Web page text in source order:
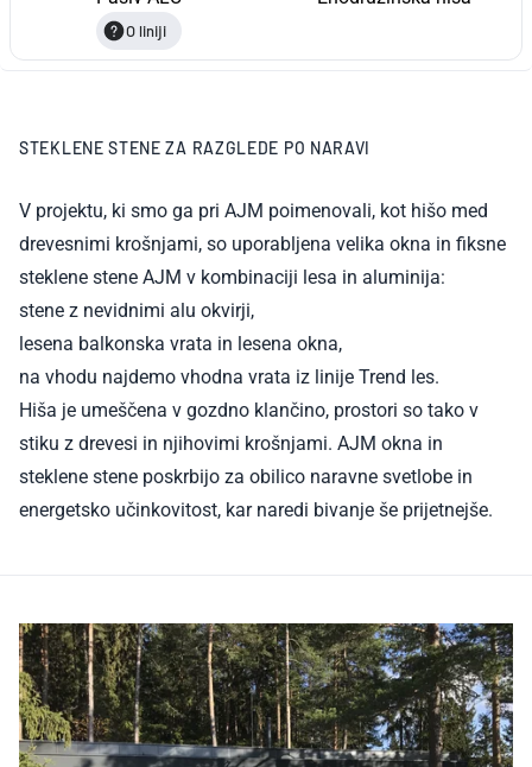
O liniji
STEKLENE STENE ZA RAZGLEDE PO NARAVI
V projektu, ki smo ga pri AJM poimenovali, kot hišo med
drevesnimi krošnjami, so uporabljena velika okna in fiksne
steklene stene AJM v kombinaciji lesa in aluminija:
stene z nevidnimi alu okvirji,
lesena balkonska vrata in lesena okna,
na vhodu najdemo vhodna vrata iz linije Trend les.
Hiša je umeščena v gozdno klančino, prostori so tako v
stiku z drevesi in njihovimi krošnjami. AJM okna in
steklene stene poskrbijo za obilico naravne svetlobe in
energetsko učinkovitost, kar naredi bivanje še prijetnejše.